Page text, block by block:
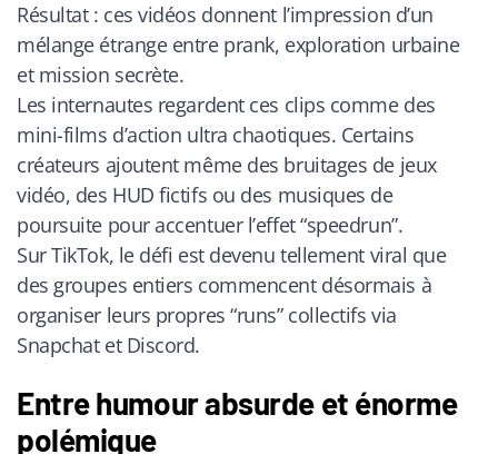
Résultat : ces vidéos donnent l’impression d’un
mélange étrange entre prank, exploration urbaine
et mission secrète.
Les internautes regardent ces clips comme des
mini-films d’action ultra chaotiques. Certains
créateurs ajoutent même des bruitages de jeux
vidéo, des HUD fictifs ou des musiques de
poursuite pour accentuer l’effet “speedrun”.
Sur TikTok, le défi est devenu tellement viral que
des groupes entiers commencent désormais à
organiser leurs propres “runs” collectifs via
Snapchat et Discord.
Entre humour absurde et énorme
polémique